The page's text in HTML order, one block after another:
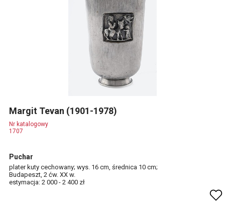
Margit Tevan (1901-1978)
Nr katalogowy
1707
Puchar
plater kuty cechowany; wys. 16 cm, średnica 10 cm;
Budapeszt, 2 ćw. XX w.
estymacja: 2 000 - 2 400 zł